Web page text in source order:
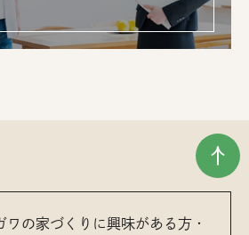
ワの家づくりに興味がある方・